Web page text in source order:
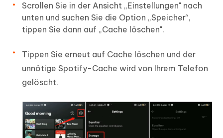
Scrollen Sie in der Ansicht „Einstellungen" nach
unten und suchen Sie die Option „Speicher“,
tippen Sie dann auf „Cache löschen".
Tippen Sie erneut auf Cache löschen und der
unnötige Spotify-Cache wird von Ihrem Telefon
gelöscht.